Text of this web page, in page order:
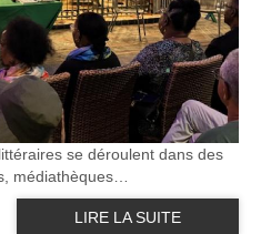
se déroulent dans des
médiathèques…
LIRE LA SUITE